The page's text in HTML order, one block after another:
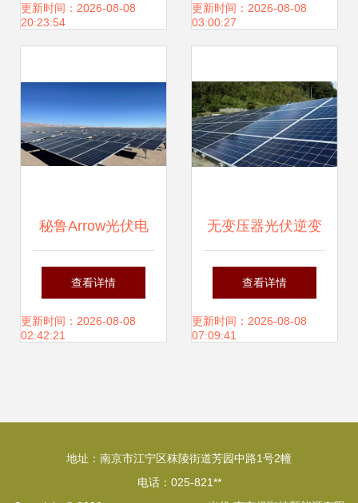
力
更新时间：2026-08-08
20:23:54
品引燃Intersolar
更新时间：2026-08-08
03:00:27
秘鲁Arrow光伏电
站项目 点亮安第斯
山脉的绿色未来
查看详情
更新时间：2026-08-08
02:42:21
无变压器光伏逆变
器有哪些优点
查看详情
更新时间：2026-08-08
07:09:41
地址：南京市江宁区秣陵街道芳园中路1号2幢
电话：025-821**